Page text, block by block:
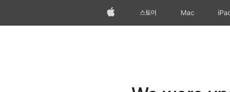
Apple스토어 Mac